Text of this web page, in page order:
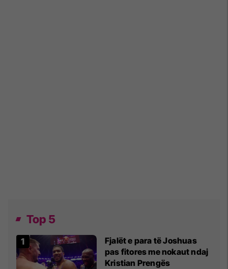
Top 5
Fjalët e para të Joshuas
pas fitores me nokaut ndaj
Kristian Prengës